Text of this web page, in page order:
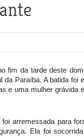
fim da tarde deste
da Paraíba. A batida foi
e uma mulher grávida
arremessada para
Ela foi